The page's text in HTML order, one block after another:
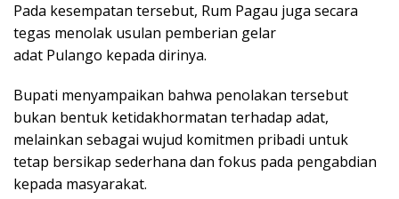
Pada kesempatan tersebut, Rum Pagau juga secara
tegas menolak usulan pemberian gelar
adat Pulango kepada dirinya.
Bupati menyampaikan bahwa penolakan tersebut
bukan bentuk ketidakhormatan terhadap adat,
melainkan sebagai wujud komitmen pribadi untuk
tetap bersikap sederhana dan fokus pada pengabdian
kepada masyarakat.